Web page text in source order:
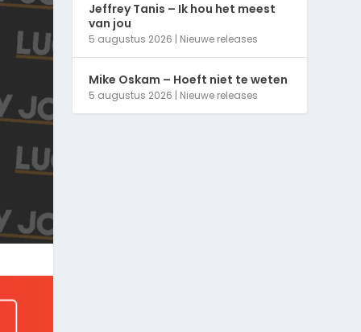
Jeffrey Tanis – Ik hou het meest
van jou
5 augustus 2026 | Nieuwe releases
Mike Oskam – Hoeft niet te weten
5 augustus 2026 | Nieuwe releases